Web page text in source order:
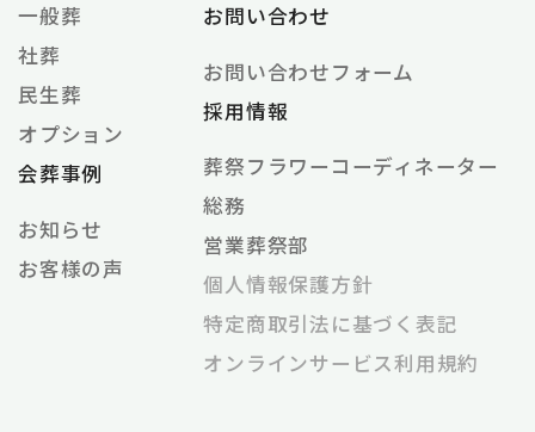
一般葬
社葬
民生葬
オプション
会葬事例
お知らせ
お客様の声
お問い合わせ
お問い合わせフォーム
採用情報
葬祭フラワーコーディネーター
総務
営業葬祭部
個⼈情報保護⽅針
特定商取引法に基づく表記
オンラインサービス利⽤規約